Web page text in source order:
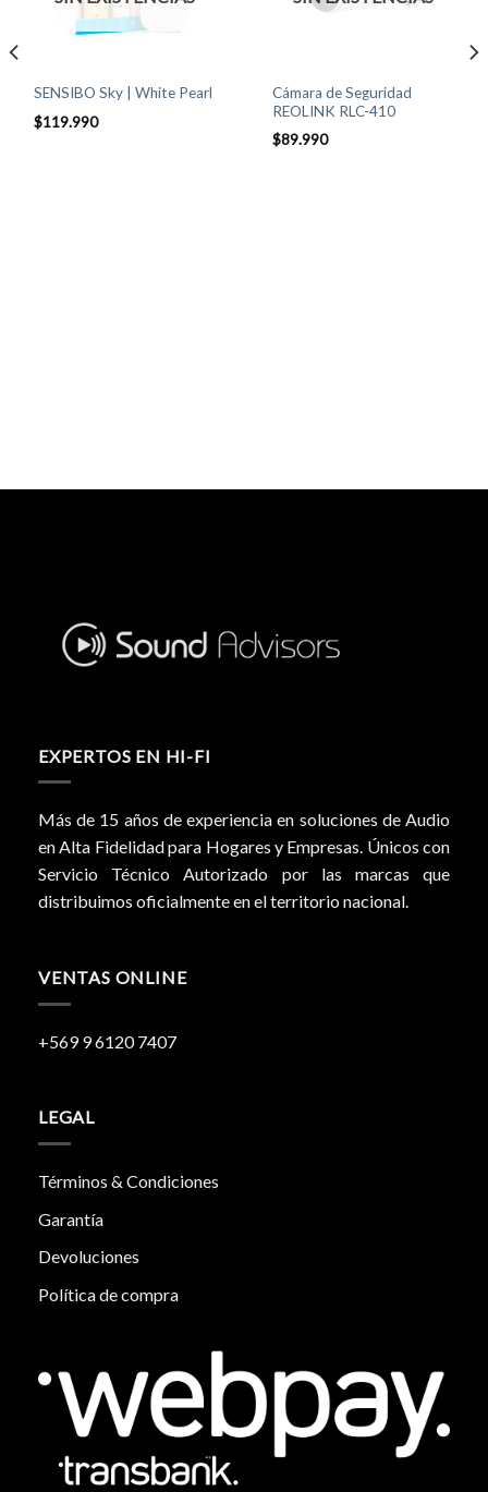
SENSIBO Sky | White Pearl
$119.990
Cámara de Seguridad
REOLINK RLC-410
$89.990
EXPERTOS EN HI-FI
Más de 15 años de experiencia en soluciones de Audio
en Alta Fidelidad para Hogares y Empresas. Únicos con
Servicio Técnico Autorizado por las marcas que
distribuimos oficialmente en el territorio nacional.
VENTAS ONLINE
+569 9 6120 7407
LEGAL
Términos & Condiciones
Garantía
Devoluciones
Política de compra